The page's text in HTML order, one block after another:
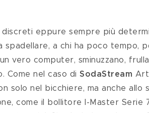
eppure sempre più
spadellare, a chi ha poco tempo,
vero computer, sminuzzano,
Come nel caso di SodaStream
solo nel bicchiere, ma anche allo
come il bollitore I-Master Serie